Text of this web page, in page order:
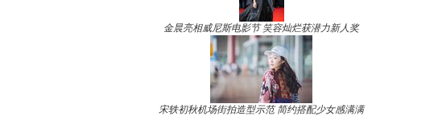
金晨亮相威尼斯电影节 笑容灿烂获潜力新人奖
宋轶初秋机场街拍造型示范 简约搭配少女感满满